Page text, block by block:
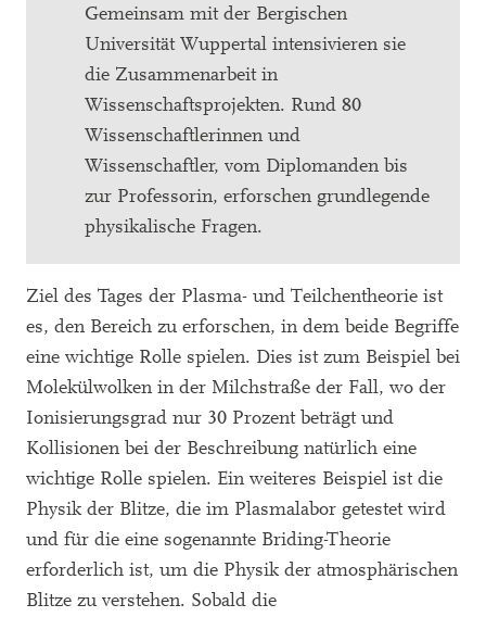
Gemeinsam mit der Bergischen
Universität Wuppertal intensivieren sie
die Zusammenarbeit in
Wissenschaftsprojekten. Rund 80
Wissenschaftlerinnen und
Wissenschaftler, vom Diplomanden bis
zur Professorin, erforschen grundlegende
physikalische Fragen.
Ziel des Tages der Plasma- und Teilchentheorie ist
es, den Bereich zu erforschen, in dem beide Begriffe
eine wichtige Rolle spielen. Dies ist zum Beispiel bei
Molekülwolken in der Milchstraße der Fall, wo der
Ionisierungsgrad nur 30 Prozent beträgt und
Kollisionen bei der Beschreibung natürlich eine
wichtige Rolle spielen. Ein weiteres Beispiel ist die
Physik der Blitze, die im Plasmalabor getestet wird
und für die eine sogenannte Briding-Theorie
erforderlich ist, um die Physik der atmosphärischen
Blitze zu verstehen. Sobald die